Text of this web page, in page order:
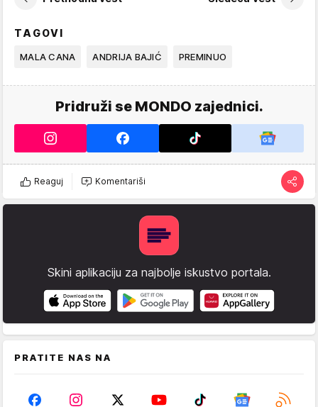
TAGOVI
MALA CANA ANDRIJA BAJIĆ PREMINUO
Pridruži se MONDO zajednici.
Reaguj Komentariši
Skini aplikaciju za najbolje iskustvo portala.
PRATITE NAS NA